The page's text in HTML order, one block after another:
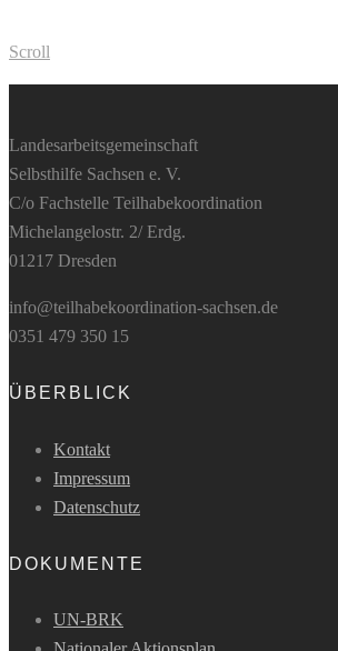
Scroll
Landesarbeitsgemeinschaft
Selbsthilfe Sachsen e. V.
C/o Fachstelle Teilhabekoordination
Michelangelostr. 2/ Erdg.
01217 Dresden
info@teilhabekoordination-sachsen.de
0351 479 350 15
ÜBERBLICK
Kontakt
Impressum
Datenschutz
DOKUMENTE
UN-BRK